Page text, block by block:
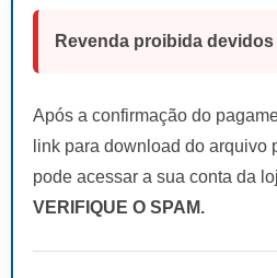
Revenda proibida
Após a confirmação do
link para download do arquivo
pode acessar a sua conta da
VERIFIQUE O SPAM.